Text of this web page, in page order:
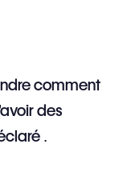
comment
des
.